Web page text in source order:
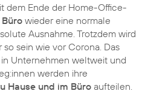
dem Ende der Home-Office-
wieder eine normale
Ausnahme. Trotzdem wird
sein wie vor Corona. Das
Unternehmen weltweit und
werden ihre
Hause und im Büro aufteilen.